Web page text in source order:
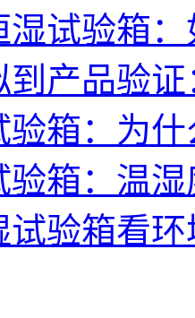
湿试验箱
到产品验
验箱：为
验箱：温
试验箱看